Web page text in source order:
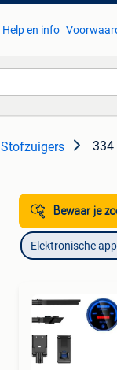
Help en info
Stofzuigers 334
Bewaar je
Elektronische